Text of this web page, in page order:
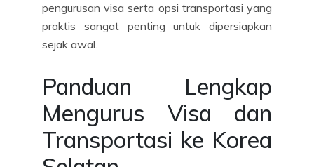
pengurusan visa serta opsi transportasi yang
praktis sangat penting untuk dipersiapkan
sejak awal.
Panduan Lengkap
Mengurus Visa dan
Transportasi ke Korea